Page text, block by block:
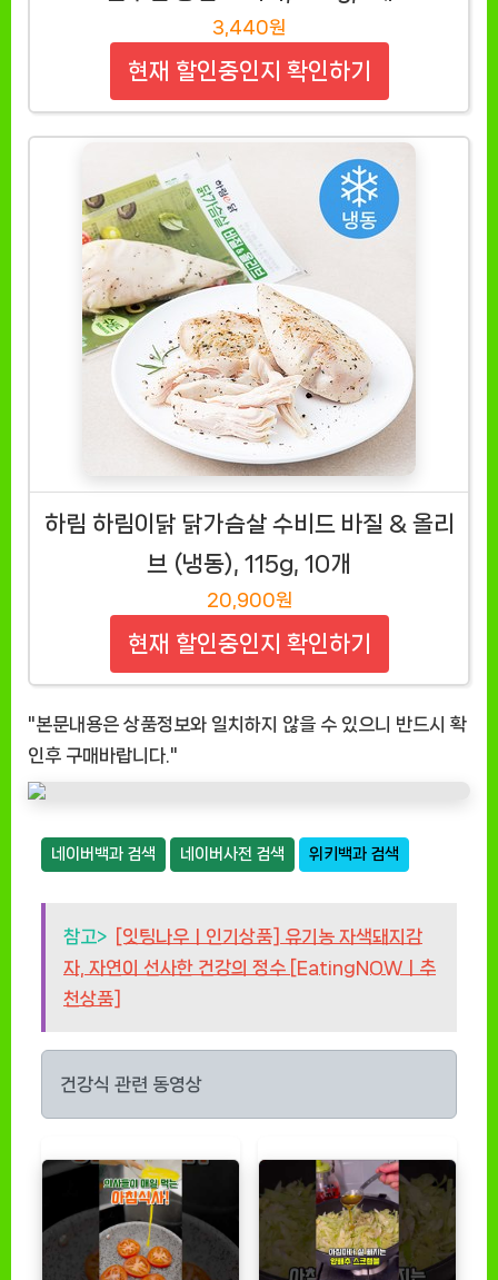
3,440원
현재 할인중인지 확인하기
하림 하림이닭 닭가슴살 수비드 바질 & 올리
브 (냉동), 115g, 10개
20,900원
현재 할인중인지 확인하기
"본문내용은 상품정보와 일치하지 않을 수 있으니 반드시 확
인후 구매바랍니다."
네이버백과 검색 네이버사전 검색 위키백과 검색
참고> [잇팅나우ㅣ인기상품] 유기농 자색돼지감
자, 자연이 선사한 건강의 정수 [EatingNOWㅣ추
천상품]
건강식 관련 동영상